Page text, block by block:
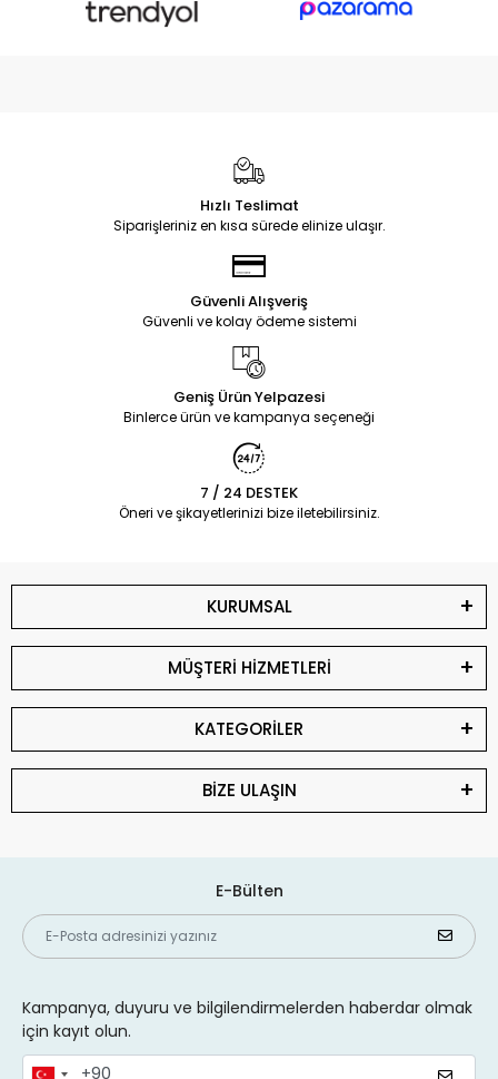
Hızlı Teslimat
Siparişleriniz en kısa sürede elinize ulaşır.
Güvenli Alışveriş
Güvenli ve kolay ödeme sistemi
Geniş Ürün Yelpazesi
Binlerce ürün ve kampanya seçeneği
7 / 24 DESTEK
Öneri ve şikayetlerinizi bize iletebilirsiniz.
KURUMSAL
MÜŞTERİ HİZMETLERİ
KATEGORİLER
BİZE ULAŞIN
E-Bülten
Kampanya, duyuru ve bilgilendirmelerden haberdar olmak
için kayıt olun.